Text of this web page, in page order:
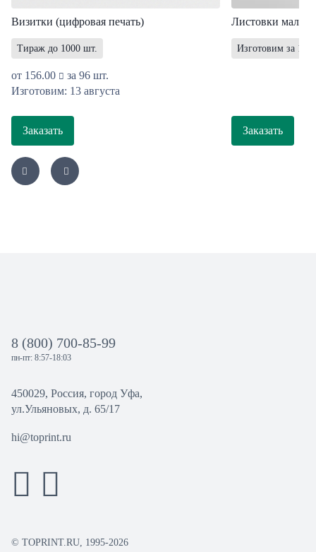
Визитки (цифровая печать)
Тираж до 1000 шт.
от 156.00
за 96 шт.
Изготовим: 13 августа
Заказать
Листовки мал.
Изготовим за 1
Заказать
8 (800) 700-85-99
пн-пт: 8:57-18:03
450029, Россия, город Уфа,
ул.Ульяновых, д. 65/17
hi@toprint.ru
© TOPRINT.RU, 1995-2026